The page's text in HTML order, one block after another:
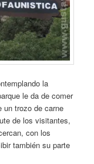
la
le da de comer
un trozo de carne
de los visitantes,
con los
también su parte